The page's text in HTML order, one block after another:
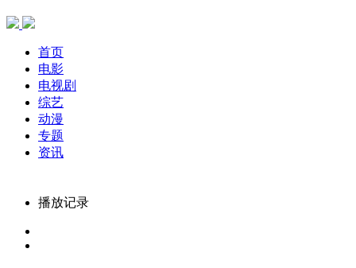
首页
电影
电视剧
综艺
动漫
专题
资讯
播放记录